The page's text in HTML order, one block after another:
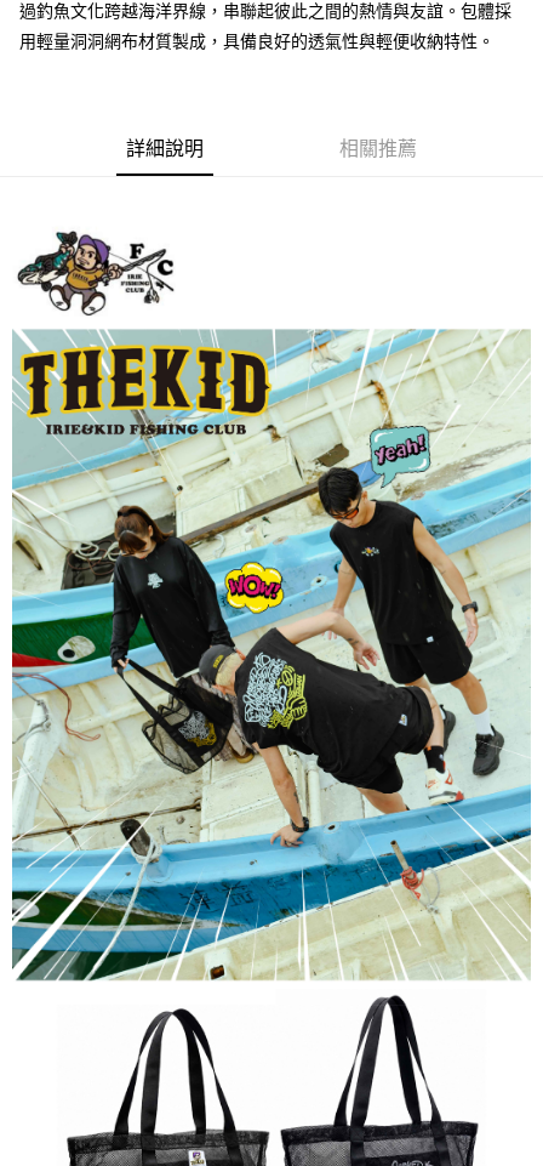
４．使用「AFTEE先享後付」時，將依據個別帳號之用戶狀況，依本公司即
時審查核予不同之上限額度；若仍有額度不足之情形，本公司將視審查結果
貨到付款（門市自取請勿下單，請聯繫客服）
每筆NT$200，滿NT$3,000(含以上)免運費
過釣魚文化跨越海洋界線，串聯起彼此之間的熱情與友誼。包體採
用輕量洞洞網布材質製成，具備良好的透氣性與輕便收納特性。
詳細說明 相關推薦